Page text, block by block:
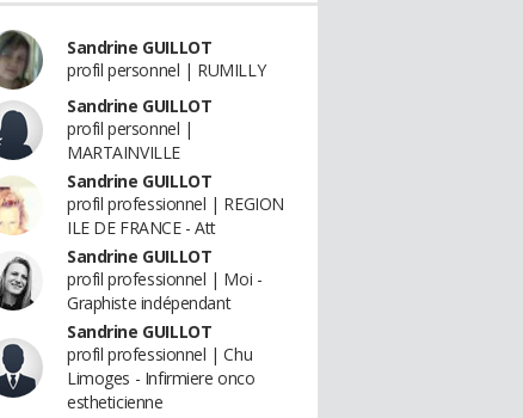
Sandrine GUILLOT
profil personnel | RUMILLY
Sandrine GUILLOT
profil personnel |
MARTAINVILLE
Sandrine GUILLOT
profil professionnel | REGION
ILE DE FRANCE - Att
Sandrine GUILLOT
profil professionnel | Moi -
Graphiste indépendant
Sandrine GUILLOT
profil professionnel | Chu
Limoges - Infirmiere onco
estheticienne